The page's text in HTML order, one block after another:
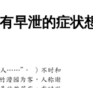
早泄的症状